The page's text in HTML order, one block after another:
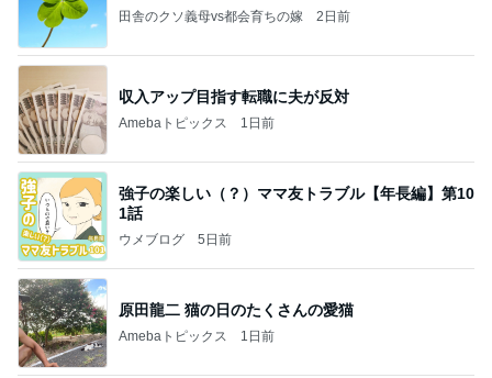
田舎のクソ義母vs都会育ちの嫁 2日前
収入アップ目指す転職に夫が反対
Amebaトピックス 1日前
強子の楽しい（？）ママ友トラブル【年長編】第10
1話
ウメブログ 5日前
原田龍二 猫の日のたくさんの愛猫
Amebaトピックス 1日前